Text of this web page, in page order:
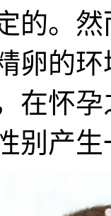
的。
卵的
在怀
别产